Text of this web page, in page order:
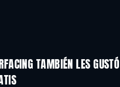
TAMBIÉN LES GUSTÓ